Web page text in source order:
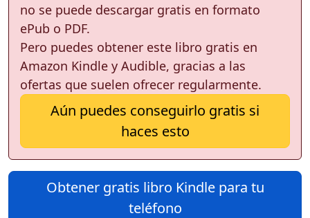
no se puede descargar gratis en formato
ePub o PDF.
Pero puedes obtener este libro gratis en
Amazon Kindle y Audible, gracias a las
ofertas que suelen ofrecer regularmente.
Aún puedes conseguirlo gratis si
haces esto
Obtener gratis libro Kindle para tu
teléfono